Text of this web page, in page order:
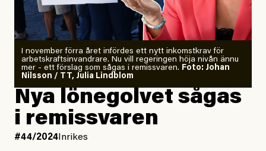
I november förra året infördes ett nytt inkomstkrav för
arbetskraftsinvandrare. Nu vill regeringen höja nivån ännu
mer - ett förslag som sågas i remissvaren. Foto: Johan
Nilsson / TT, Julia Lindblom
Nya lönegolvet sågas
i remissvaren
#44/2024 Inrikes